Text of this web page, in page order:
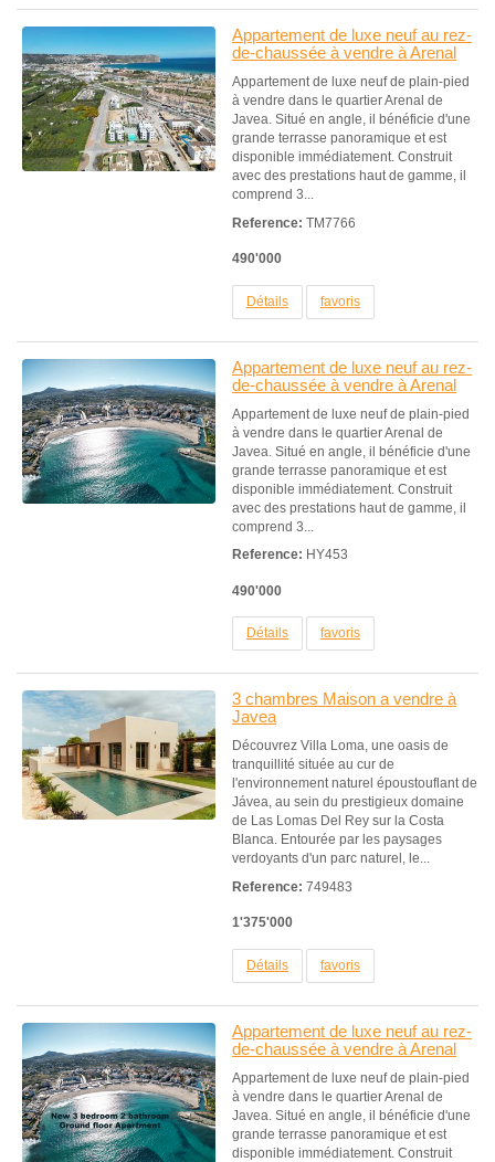
Appartement de luxe neuf au rez-
de-chaussée à vendre à Arenal
Appartement de luxe neuf de plain-pied
à vendre dans le quartier Arenal de
Javea. Situé en angle, il bénéficie d'une
grande terrasse panoramique et est
disponible immédiatement. Construit
avec des prestations haut de gamme, il
comprend 3...
Reference: TM7766
490'000
Détails favoris
Appartement de luxe neuf au rez-
de-chaussée à vendre à Arenal
Appartement de luxe neuf de plain-pied
à vendre dans le quartier Arenal de
Javea. Situé en angle, il bénéficie d'une
grande terrasse panoramique et est
disponible immédiatement. Construit
avec des prestations haut de gamme, il
comprend 3...
Reference: HY453
490'000
Détails favoris
3 chambres Maison a vendre à
Javea
Découvrez Villa Loma, une oasis de
tranquillité située au cur de
l'environnement naturel époustouflant de
Jávea, au sein du prestigieux domaine
de Las Lomas Del Rey sur la Costa
Blanca. Entourée par les paysages
verdoyants d'un parc naturel, le...
Reference: 749483
1'375'000
Détails favoris
Appartement de luxe neuf au rez-
de-chaussée à vendre à Arenal
Appartement de luxe neuf de plain-pied
à vendre dans le quartier Arenal de
Javea. Situé en angle, il bénéficie d'une
grande terrasse panoramique et est
disponible immédiatement. Construit